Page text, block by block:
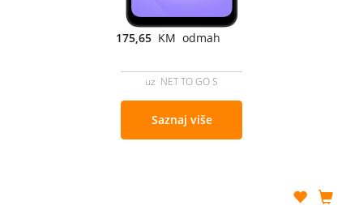
175,65 KM odmah
uz NET TO GO S
Saznaj više